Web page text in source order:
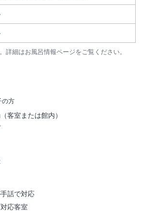
詳細はお風呂情報ページをご覧ください。
の方
客室または館内）
話で対応
応客室